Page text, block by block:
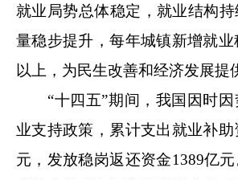
就业局势总体稳定，就业结构
量稳步提升，每年城镇新增就业
以上，为民生改善和经济发展提
“十四五”期间，我国因时因
业支持政策，累计支出就业补
元，发放稳岗返还资金1389亿